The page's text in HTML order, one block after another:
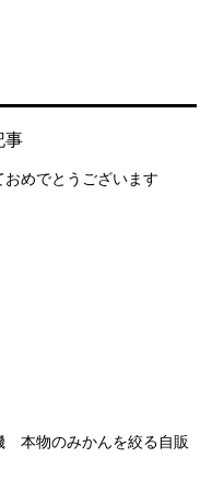
事
おめでとうございます
本物のみかんを絞る自販